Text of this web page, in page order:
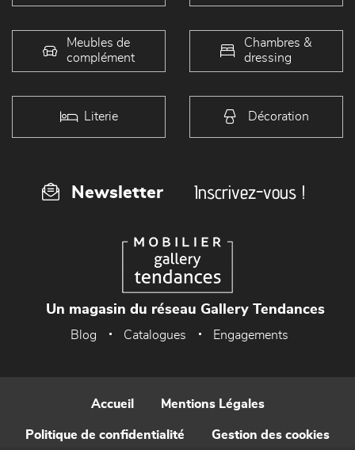
Meubles de
complément
Chambres &
dressing
Literie Décoration
Newsletter Inscrivez-vous !
Un magasin du réseau Gallery Tendances
Blog Catalogues Engagements
Accueil Mentions Légales
Politique de confidentialité Gestion des cookies